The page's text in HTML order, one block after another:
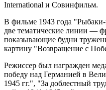
International и Совинфильм.
В фильме 1943 года
две тематические линии —
показывающие будни
картину "Возвращение с
Режиссер был награжден
победу над Германией в
1945 гг.", "За доблестный